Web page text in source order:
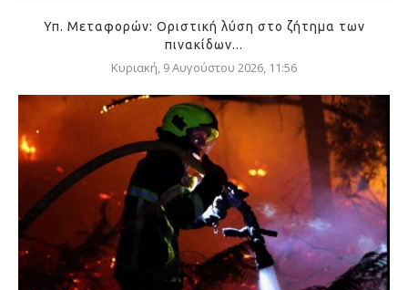
Υπ. Μεταφορών: Οριστική λύση στο ζήτημα των
πινακίδων...
Κυριακή, 9 Αυγούστου 2026, 11:56